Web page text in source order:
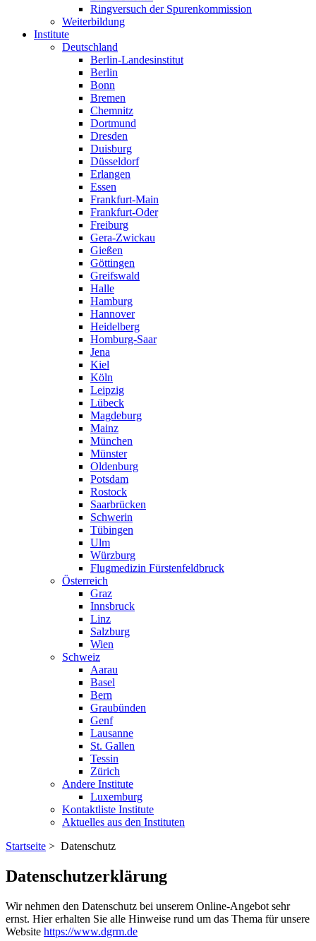
Ringversuch der Spurenkommission
Weiterbildung
Institute
Deutschland
Berlin-Landesinstitut
Berlin
Bonn
Bremen
Chemnitz
Dortmund
Dresden
Duisburg
Düsseldorf
Erlangen
Essen
Frankfurt-Main
Frankfurt-Oder
Freiburg
Gera-Zwickau
Gießen
Göttingen
Greifswald
Halle
Hamburg
Hannover
Heidelberg
Homburg-Saar
Jena
Kiel
Köln
Leipzig
Lübeck
Magdeburg
Mainz
München
Münster
Oldenburg
Potsdam
Rostock
Saarbrücken
Schwerin
Tübingen
Ulm
Würzburg
Flugmedizin Fürstenfeldbruck
Österreich
Graz
Innsbruck
Linz
Salzburg
Wien
Schweiz
Aarau
Basel
Bern
Graubünden
Genf
Lausanne
St. Gallen
Tessin
Zürich
Andere Institute
Luxemburg
Kontaktliste Institute
Aktuelles aus den Instituten
Startseite > Datenschutz
Datenschutzerklärung
Wir nehmen den Datenschutz bei unserem Online-Angebot sehr
ernst. Hier erhalten Sie alle Hinweise rund um das Thema für unsere
Website https://www.dgrm.de